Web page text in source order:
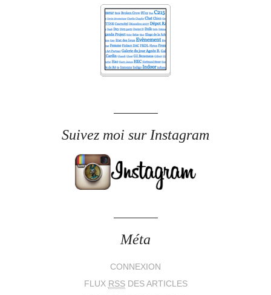
Suivez moi sur Instagram
Méta
CONNEXION
FLUX RSSDES ARTICLES